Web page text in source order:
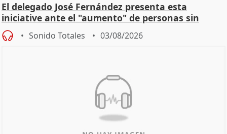
El delegado José Fernández presenta esta
iniciative ante el "aumento" de personas sin
hogar en Madri
Sonido Totales 03/08/2026